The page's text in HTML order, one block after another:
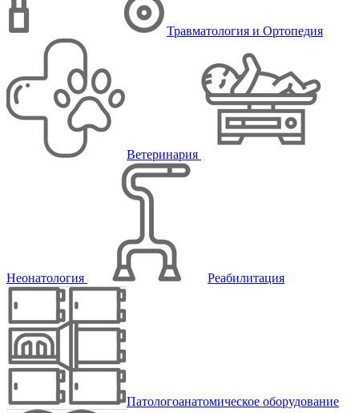
Травматология и Ортопедия
Ветеринария
Неонатология Реабилитация
Патологоанатомическое оборудование